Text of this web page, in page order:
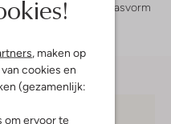
, maken op
cookies en
(gezamenlijk:
om ervoor te
draagt maat s.
De pasvorm